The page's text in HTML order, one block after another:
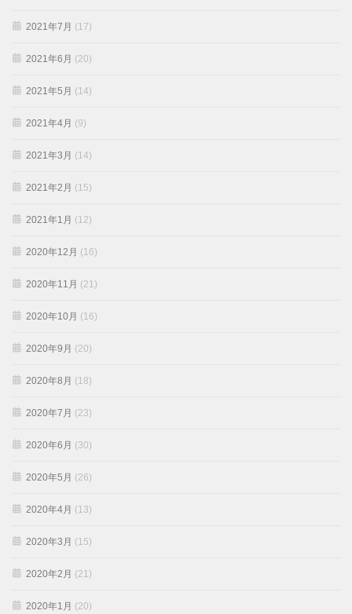
2021年7月 (17)
2021年6月 (20)
2021年5月 (14)
2021年4月 (9)
2021年3月 (14)
2021年2月 (15)
2021年1月 (12)
2020年12月 (16)
2020年11月 (21)
2020年10月 (16)
2020年9月 (20)
2020年8月 (18)
2020年7月 (23)
2020年6月 (30)
2020年5月 (26)
2020年4月 (13)
2020年3月 (15)
2020年2月 (21)
2020年1月 (20)